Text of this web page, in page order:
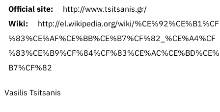
Official site:
http://www.tsitsanis.gr/
Wiki:
http://el.wikipedia.org/wiki/%CE%92%CE%B1%CF
%83%CE%AF%CE%BB%CE%B7%CF%82_%CE%A4%CF
%83%CE%B9%CF%84%CF%83%CE%AC%CE%BD%CE%
B7%CF%82
Vasilis Tsitsanis